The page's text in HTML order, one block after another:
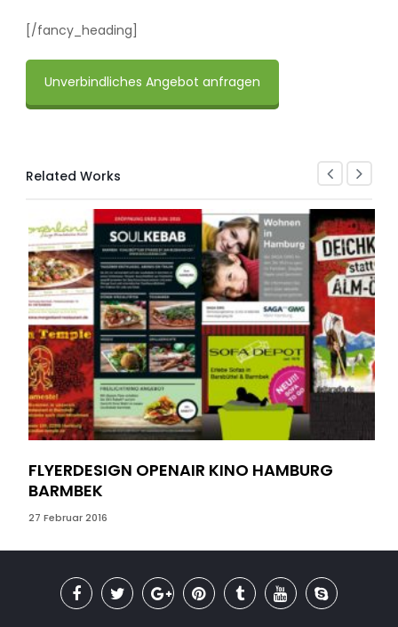
[/fancy_heading]
Unverbindliches Angebot anfragen
Related Works
FLYERDESIGN OPENAIR KINO HAMBURG
BARMBEK
27 Februar 2016